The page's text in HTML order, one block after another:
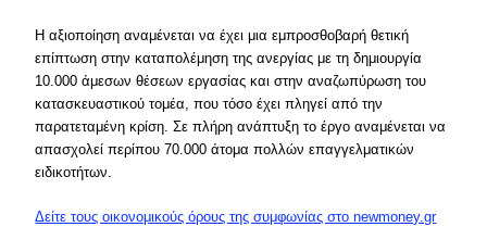
Η αξιοποίηση αναμένεται να έχει μια εμπροσθοβαρή θετική
επίπτωση στην καταπολέμηση της ανεργίας με τη δημιουργία
10.000 άμεσων θέσεων εργασίας και στην αναζωπύρωση του
κατασκευαστικού τομέα, που τόσο έχει πληγεί από την
παρατεταμένη κρίση. Σε πλήρη ανάπτυξη το έργο αναμένεται να
απασχολεί περίπου 70.000 άτομα πολλών επαγγελματικών
ειδικοτήτων.
Δείτε τους οικονομικούς όρους της συμφωνίας στο newmoney.gr